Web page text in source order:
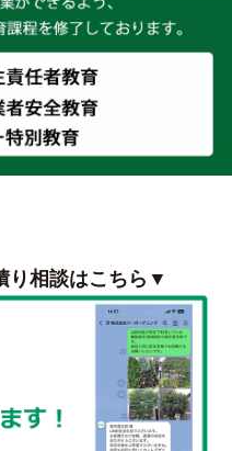
り相談はこちら▼